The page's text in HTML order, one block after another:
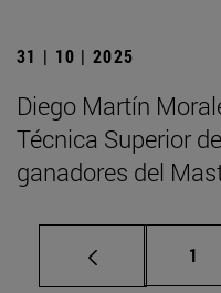
31 | 10 | 2025
Diego Martín
Técnica Superior
ganadores del
1